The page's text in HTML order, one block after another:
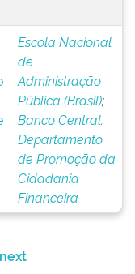
Escola Nacional
de
Administração
Pública (Brasil);
Banco Central.
Departamento
de Promoção da
Cidadania
Financeira
next